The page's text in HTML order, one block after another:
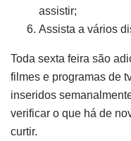
assistir;
Assista a vários
Toda sexta feira são
filmes e programas de
inseridos
verificar o que há de
curtir.